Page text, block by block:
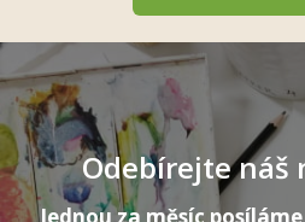
Odebírejte náš
Jednou za měsíc